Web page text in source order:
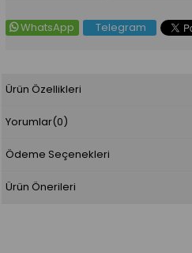
WhatsApp Telegram
Ürün Özellikleri
Yorumlar(0)
Ödeme Seçenekleri
Ürün Önerileri